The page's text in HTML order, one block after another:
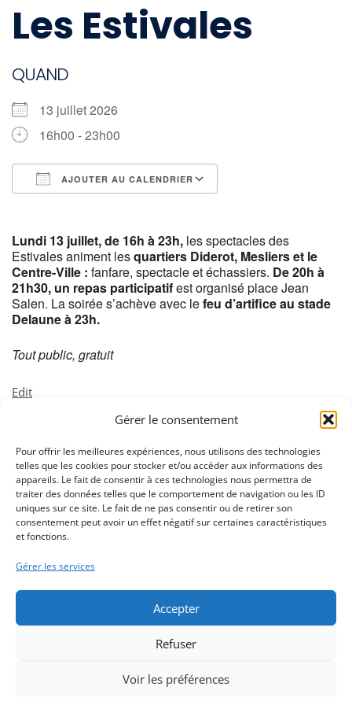
Gérer le consentement
Pour offrir les meilleures expériences, nous utilisons des technologies
telles que les cookies pour stocker et/ou accéder aux informations des
appareils. Le fait de consentir à ces technologies nous permettra de
traiter des données telles que le comportement de navigation ou les ID
uniques sur ce site. Le fait de ne pas consentir ou de retirer son
consentement peut avoir un effet négatif sur certaines caractéristiques
et fonctions.
Gérer les services
Accepter
Refuser
Voir les préférences
Les Estivales
QUAND
13 juillet 2026
16h00 - 23h00
AJOUTER AU CALENDRIER
Lundi 13 juillet, de 16h à 23h, les spectacles des
Estivales animent lesquartiers Diderot, Mesliers et le
Centre-Ville : fanfare, spectacle et échassiers. De 20h à
21h30, un repas participatifest organisé place Jean
Salen. La soirée s’achève avec lefeu d’artifice au stade
Delaune à 23h.
Tout public, gratuit
EditLes
02 32 11 53 53
Nous contacter
La mairie est ouverte du lundi au vendredi de 8h30 à 12h00
et de 13h30 à 17h00
Site internet réalisé parValentin Harrang